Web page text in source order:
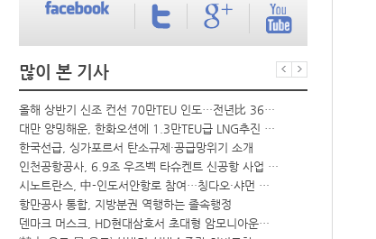
많이 본 기사
올해 상반기 신조 컨선 70만TEU 인도…전년比 36% 감소
대만 양밍해운, 한화오션에 1.3만TEU급 LNG추진 컨선 6척 발주
한국선급, 싱가포르서 탄소규제·공급망위기 소개
인천공항공사, 6.9조 우즈벡 타슈켄트 신공항 사업 참여
시노트란스, 中-인도서안항로 참여…칭다오·샤먼 직항
항만공사 통합, 지방분권 역행하는 졸속행정
덴마크 머스크, HD현대삼호서 초대형 암모니아운반선 인도받아